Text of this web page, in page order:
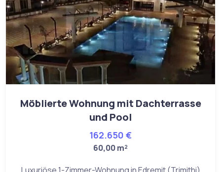
Möblierte Wohnung mit Dachterrasse
und Pool
162.650 €
60,00 m²